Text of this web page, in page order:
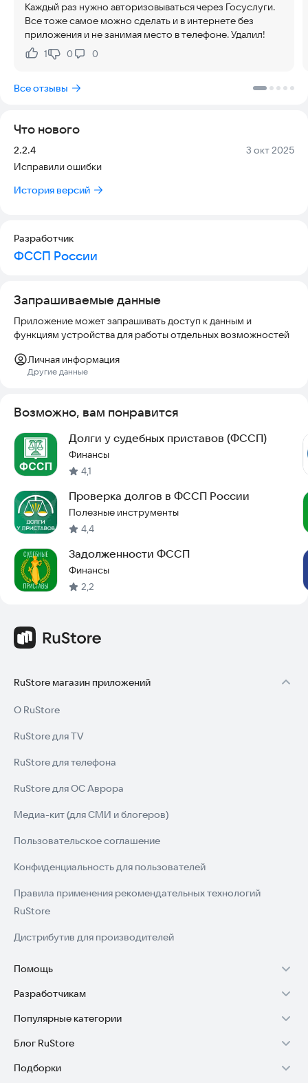
Каждый раз нужно авторизовываться через Госуслуги.
Все тоже самое можно сделать и в интернете без
приложения и не занимая место в телефоне. Удалил!
Нравится:
1Не нравится:
0 0
Все отзывы
Что нового
Версия:
2.2.4 Дата:
3 окт 2025
Исправили ошибки
История версий
Разработчик
ФССП России
Запрашиваемые данные
Приложение может запрашивать доступ к данным и
функциям устройства для работы отдельных возможностей
Личная информация
Другие данные
Возможно, вам понравится
Долги у судебных приставов (ФССП)
Финансы
4,1
Проверка долгов в ФССП России
Полезные инструменты
4,4
Задолженности ФССП
Финансы
2,2
RuStore магазин приложений
О RuStore
RuStore для TV
RuStore для телефона
RuStore для ОС Аврора
Медиа-кит (для СМИ и блогеров)
Пользовательское соглашение
Конфиденциальность для пользователей
Правила применения рекомендательных технологий
RuStore
Дистрибутив для производителей
Помощь
Установка RuStore на TV
Установка RuStore на телефон
Установка RuStore в машину
Помощь пользователям RuStore
Разработчикам
Зарабатывать с RuStore
Стать разработчиком
Доступ к RuStore Консоль
Популярные категории
Игры для Android
Приложения банков
Блог RuStore
Обзоры игр для Android 2025
Подборки